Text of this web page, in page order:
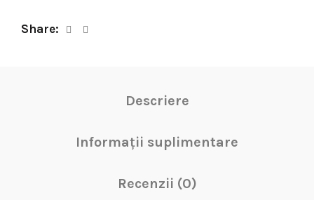
Share
Descriere
Informații suplimentare
Recenzii (0)